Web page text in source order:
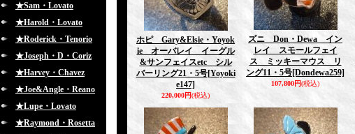
★Sam・Lovato
★Harold・Lovato
★Roderick・Tenorio
★Joseph・D・Coriz
★Harvey・Chavez
★Joe&Angle・Reano
★Lupe・Lovato
★Raymond・Rosetta
ホピ Gary&Elsie・Yoyok
ie オーバレイ イーグル
&サンフェイスetc シル
バーリング21・5号[Yoyoki
e147]
220,000円(税込)
ズニ Don・Dewa イン
レイ スモールフェイ
ス ミッキーマウス リ
ング11・5号[Dondewa259]
107,800円(税込)